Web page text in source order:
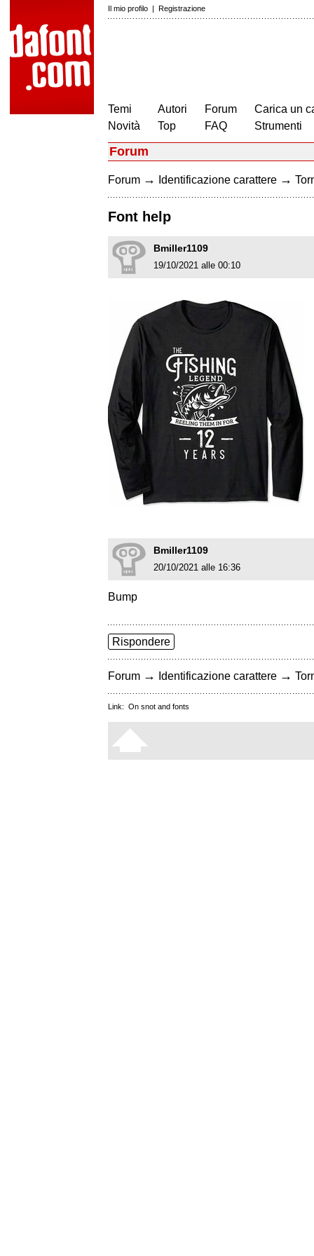
Il mio profilo | Registrazione
Temi
Novità
Autori
Top
Forum
FAQ
Carica un
Strumenti
Forum
Forum → Identificazione carattere →
Font help
Bmiller1109
19/10/2021 alle 00:10
Bmiller1109
20/10/2021 alle 16:36
Bump
Rispondere
Forum → Identificazione carattere →
Link: On snot and fonts